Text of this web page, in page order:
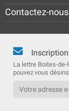
Contactez-nous
La lettre Boites-
pouvez vous